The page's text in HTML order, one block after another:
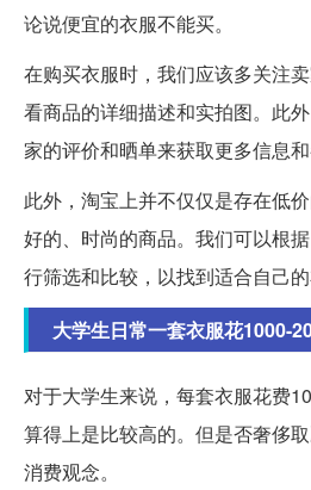
论说便宜的衣服不能买。
在购买衣服时，我们应该多关注
看商品的详细描述和实拍图。此
家的评价和晒单来获取更多信息和
此外，淘宝上并不仅仅是存在低
好的、时尚的商品。我们可以根
行筛选和比较，以找到适合自己的
大学生日常一套衣服花1000-
对于大学生来说，每套衣服花费
算得上是比较高的。但是否奢侈
消费观念。